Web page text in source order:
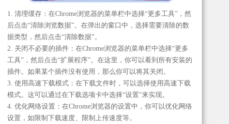
1. 清理缓存：在Chrome浏览器的菜单栏中选择“更多工具”，然
后点击“清除浏览数据”。在弹出的窗口中，选择需要清除的数
据类型，然后点击“清除数据”。
2. 关闭不必要的插件：在Chrome浏览器的菜单栏中选择“更多
工具”，然后点击“扩展程序”。在这里，你可以看到所有安装的
插件。如果某个插件没有使用，那么你可以将其关闭。
3. 使用高速下载模式：在下载文件时，可以选择使用高速下载
模式。这可以通过在下载选项卡中选择“设置”来实现。
4. 优化网络设置：在Chrome浏览器的设置中，你可以优化网络
设置，如限制下载速度、限制上传速度等。